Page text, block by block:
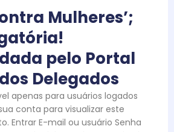
Mulheres’;
pelo Portal
Delegados
apenas para usuários logados
conta para visualizar este
Entrar E-mail ou usuário Senha